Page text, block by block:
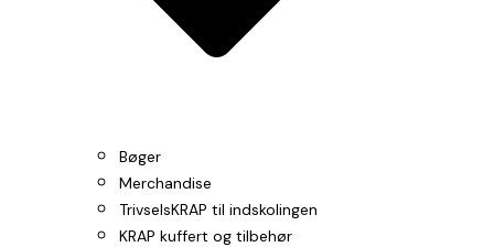
Bøger
Merchandise
TrivselsKRAP til indskolingen
KRAP kuffert og tilbehør